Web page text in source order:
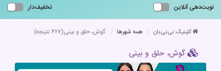
نوبت‌دهی آنلاین
تخفیف‌دار
کلینیک نی‌نی‌بان همه شهرها گوش، حلق و بینی(۴۲۷ نتیجه)
گوش، حلق و بینی